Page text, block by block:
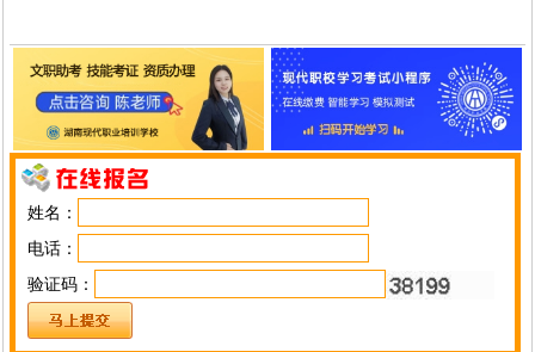
姓名：
电话：
验证码：